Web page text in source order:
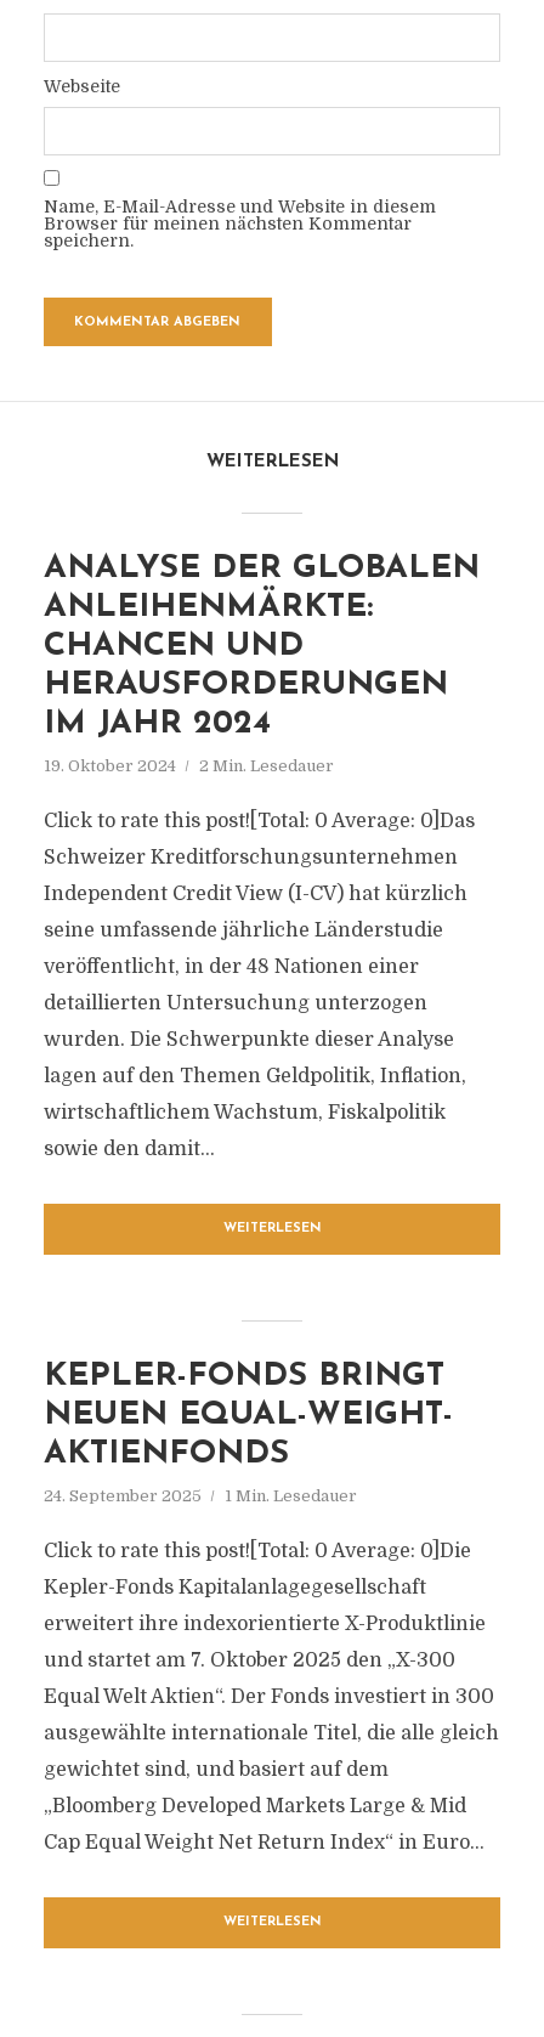
Webseite
Name, E-Mail-Adresse und Website in diesem
Browser für meinen nächsten Kommentar
speichern.
WEITERLESEN
ANALYSE DER GLOBALEN
ANLEIHENMÄRKTE:
CHANCEN UND
HERAUSFORDERUNGEN
IM JAHR 2024
19. Oktober 2024 2 Min. Lesedauer
Click to rate this post![Total: 0 Average: 0]Das
Schweizer Kreditforschungsunternehmen
Independent Credit View (I-CV) hat kürzlich
seine umfassende jährliche Länderstudie
veröffentlicht, in der 48 Nationen einer
detaillierten Untersuchung unterzogen
wurden. Die Schwerpunkte dieser Analyse
lagen auf den Themen Geldpolitik, Inflation,
wirtschaftlichem Wachstum, Fiskalpolitik
sowie den damit...
WEITERLESEN
KEPLER-FONDS BRINGT
NEUEN EQUAL-WEIGHT-
AKTIENFONDS
24. September 2025 1 Min. Lesedauer
Click to rate this post![Total: 0 Average: 0]Die
Kepler-Fonds Kapitalanlagegesellschaft
erweitert ihre indexorientierte X-Produktlinie
und startet am 7. Oktober 2025 den „X-300
Equal Welt Aktien“. Der Fonds investiert in 300
ausgewählte internationale Titel, die alle gleich
gewichtet sind, und basiert auf dem
„Bloomberg Developed Markets Large & Mid
Cap Equal Weight Net Return Index“ in Euro...
WEITERLESEN